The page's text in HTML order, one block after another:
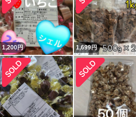
1,200円 1,699円